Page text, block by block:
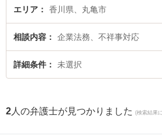
士や丸亀みらい法律事務所の久保田 仁弁護士の
実績豊富な近くの弁護士を検索したい』『初回
談できる丸亀市内の弁護士に相談予約したい』
すすめです。
エリア 香川県、丸亀市
相談内容 企業法務、不祥事対応
詳細条件 未選択
2 人の弁護士が見つかりました (検索結果